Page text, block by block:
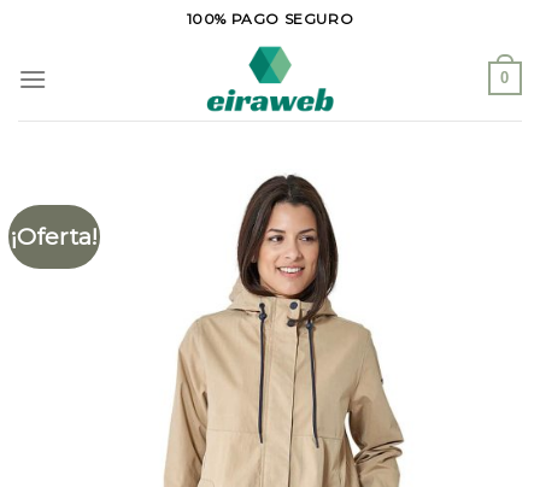
contenido
100% PAGO SEGURO
0
¡Oferta!